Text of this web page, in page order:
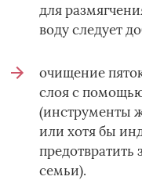
для
воду следует
очищение
слоя с
(инструменты
или хотя бы
предотвратить
семьи).